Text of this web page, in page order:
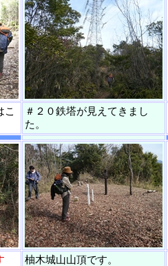
こ
＃２０鉄塔が見えてきまし
た。
柚木城山山頂です。